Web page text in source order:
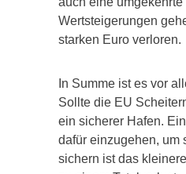
Wertsteigerungen
starken Euro verloren.
In Summe ist es vor
Sollte die EU
ein sicherer Hafen.
dafür einzugehen, um
sichern ist das